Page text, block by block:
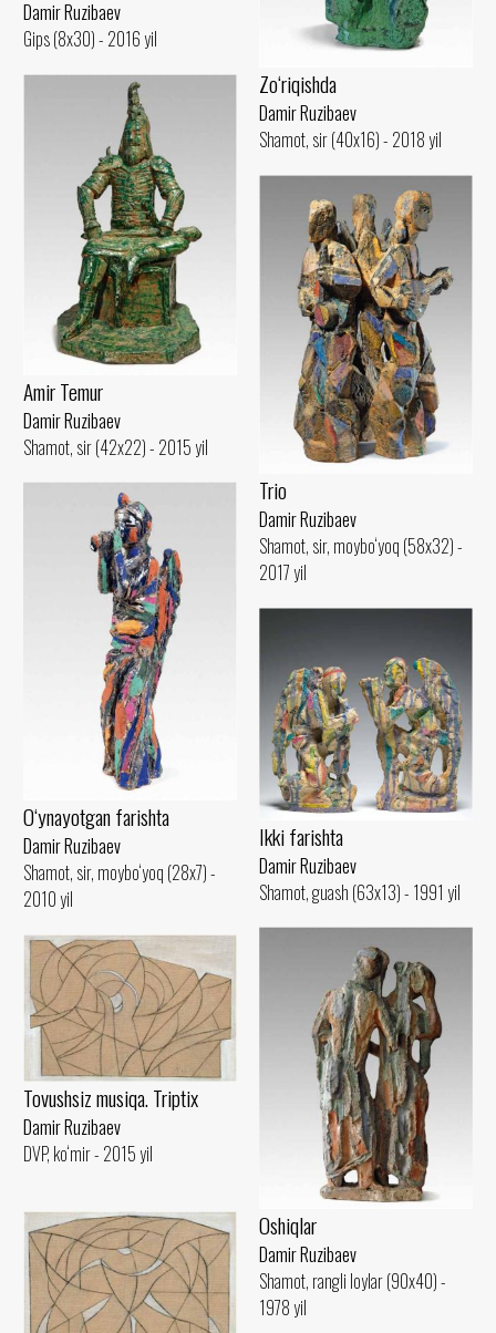
Damir Ruzibaev
Gips (8x30) - 2016 yil
Zo‘riqishda
Damir Ruzibaev
Shamot, sir (40x16) - 2018 yil
Amir Temur
Damir Ruzibaev
Shamot, sir (42x22) - 2015 yil
Trio
Damir Ruzibaev
Shamot, sir, moybo‘yoq (58x32) -
2017 yil
O‘ynayotgan farishta
Damir Ruzibaev
Shamot, sir, moybo‘yoq (28x7) -
2010 yil
Ikki farishta
Damir Ruzibaev
Shamot, guash (63x13) - 1991 yil
Oshiqlar
Damir Ruzibaev
Shamot, rangli loylar (90x40) -
1978 yil
Tovushsiz musiqa. Triptix
Damir Ruzibaev
DVP, ko‘mir - 2015 yil